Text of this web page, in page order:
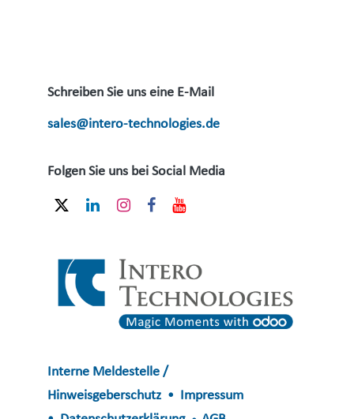
Schreiben Sie uns eine E-Mail
sales@intero-technologies.de
Folgen Sie uns bei Social Media
Interne Meldestelle /
Hinweisgeberschutz • Impressum